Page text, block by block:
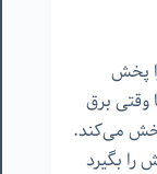
پخش
وقتی برق
پخش می‌کند.
را بگیرد